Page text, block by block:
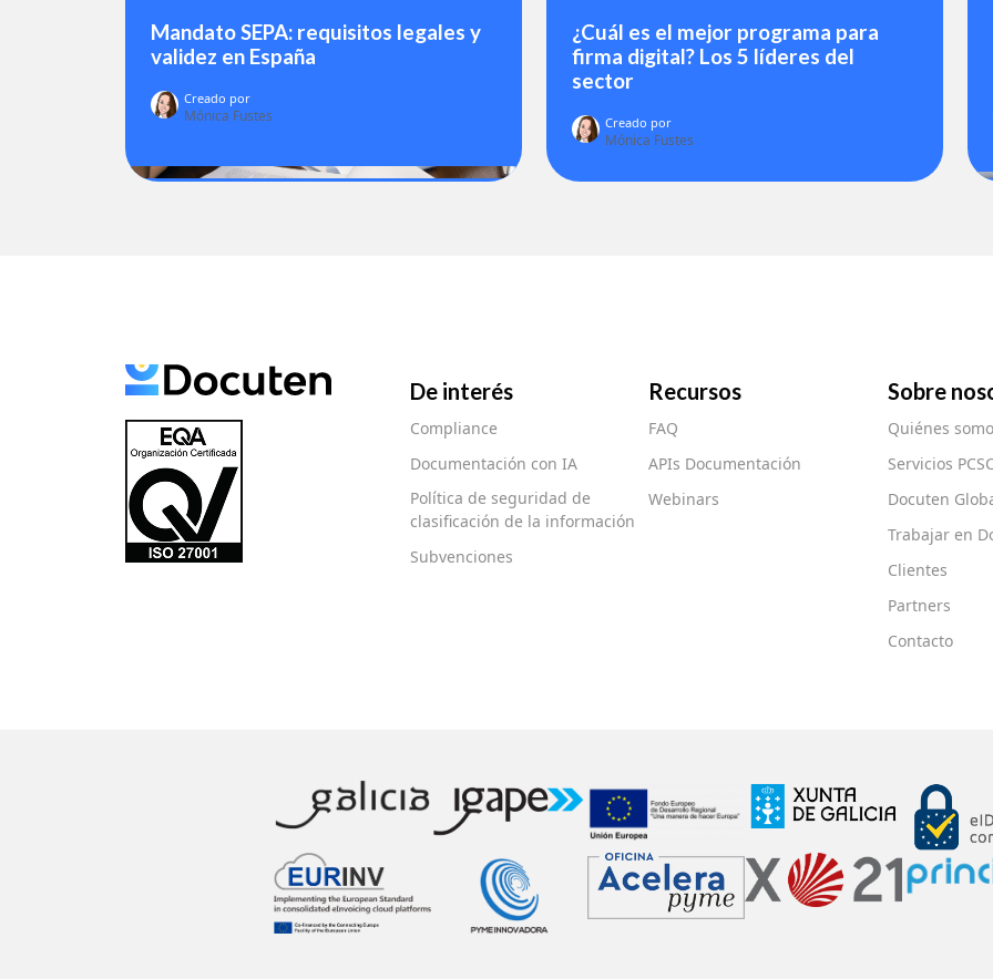
Mandato SEPA: requisitos legales y
validez en España
Creado por
Mónica Fustes
¿Cuál es el mejor programa para
firma digital? Los 5 líderes del
sector
Creado por
Mónica Fustes
De interés
Compliance
Documentación con IA
Política de seguridad de
clasificación de la información
Subvenciones
Recursos
FAQ
APIs Documentación
Webinars
Sobre
Quiénes
Servicios PCSC
Docuten
Trabajar en
Clientes
Partners
Contacto